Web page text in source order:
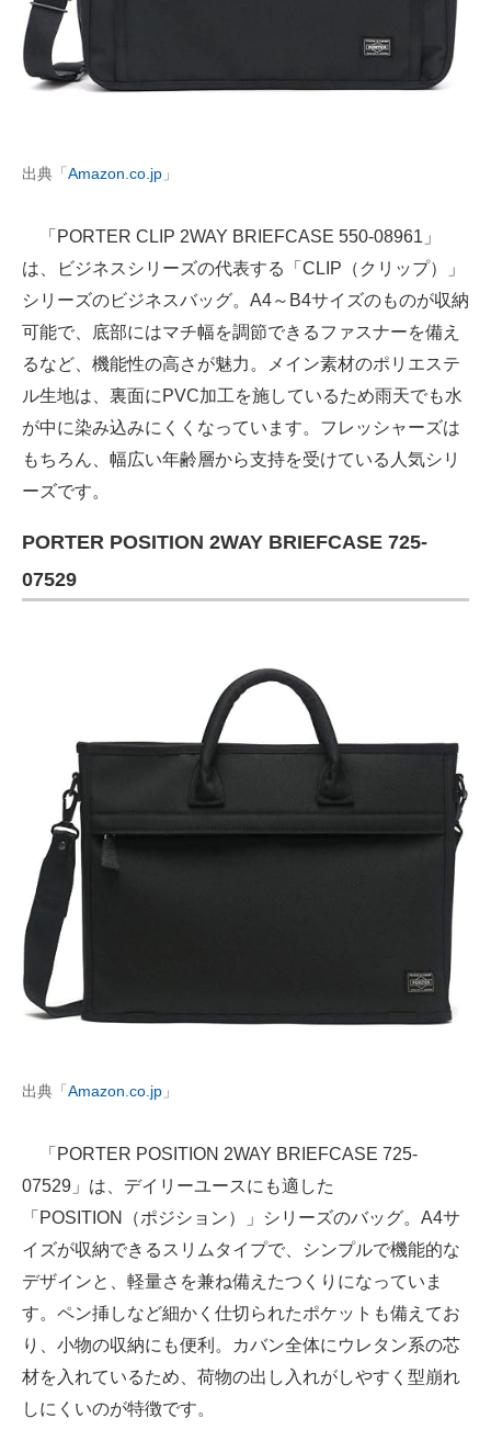
出典「 Amazon.co.jp 」
「PORTER CLIP 2WAY BRIEFCASE 550-08961」
は、ビジネスシリーズの代表する「CLIP（クリップ）」
シリーズのビジネスバッグ。A4～B4サイズのものが収納
可能で、底部にはマチ幅を調節できるファスナーを備え
るなど、機能性の高さが魅力。メイン素材のポリエステ
ル生地は、裏面にPVC加工を施しているため雨天でも水
が中に染み込みにくくなっています。フレッシャーズは
もちろん、幅広い年齢層から支持を受けている人気シリ
ーズです。
PORTER POSITION 2WAY BRIEFCASE 725-
07529
出典「 Amazon.co.jp 」
「PORTER POSITION 2WAY BRIEFCASE 725-
07529」は、デイリーユースにも適した
「POSITION（ポジション）」シリーズのバッグ。A4サ
イズが収納できるスリムタイプで、シンプルで機能的な
デザインと、軽量さを兼ね備えたつくりになっていま
す。ペン挿しなど細かく仕切られたポケットも備えてお
り、小物の収納にも便利。カバン全体にウレタン系の芯
材を入れているため、荷物の出し入れがしやすく型崩れ
しにくいのが特徴です。